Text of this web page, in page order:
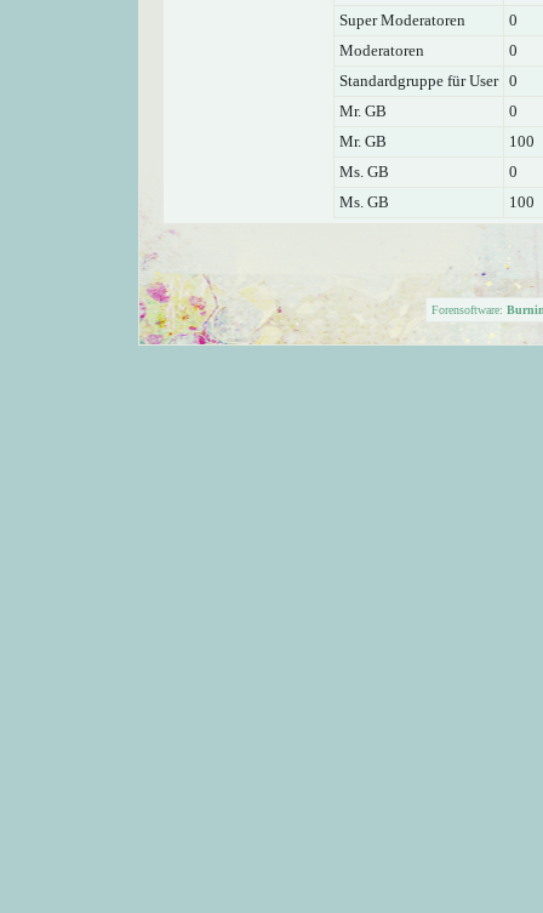
Super Moderatoren
0
Moderatoren
0
Standardgruppe für User 0
Mr. GB
0
Mr. GB
100
Ms. GB
0
Ms. GB
100
Forensoftware: